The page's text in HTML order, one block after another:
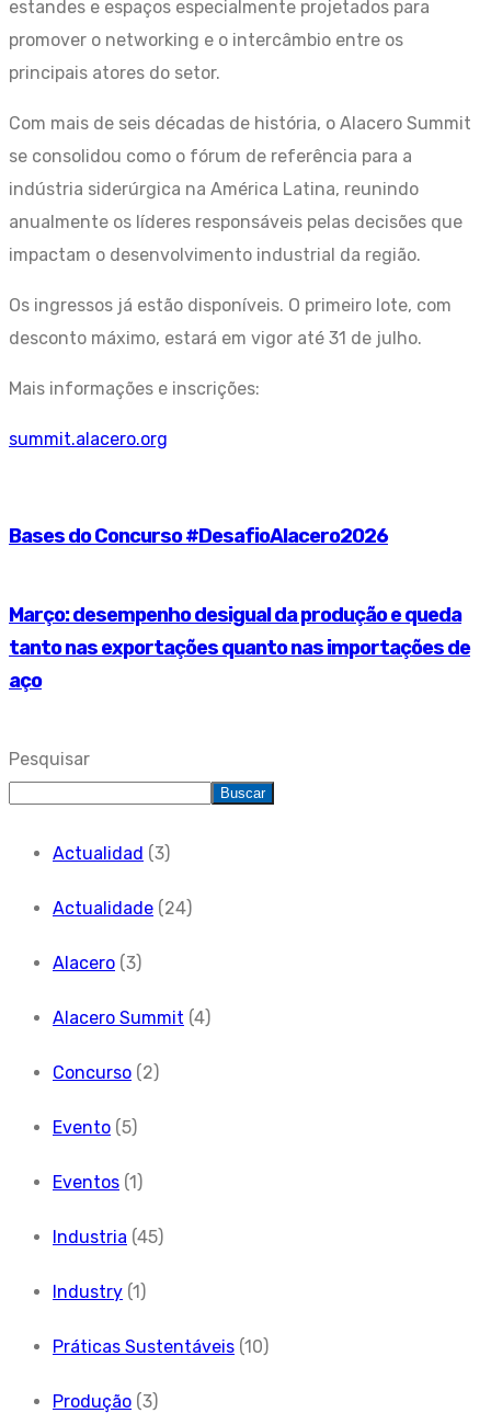
estandes e espaços especialmente projetados para
promover o networking e o intercâmbio entre os
principais atores do setor.
Com mais de seis décadas de história, o Alacero Summit
se consolidou como o fórum de referência para a
indústria siderúrgica na América Latina, reunindo
anualmente os líderes responsáveis pelas decisões que
impactam o desenvolvimento industrial da região.
Os ingressos já estão disponíveis. O primeiro lote, com
desconto máximo, estará em vigor até 31 de julho.
Mais informações e inscrições:
summit.alacero.org
Bases do Concurso #DesafioAlacero2026
Março: desempenho desigual da produção e queda
tanto nas exportações quanto nas importações de
aço
Pesquisar
Buscar
Actualidad (3)
Actualidade (24)
Alacero (3)
Alacero Summit (4)
Concurso (2)
Evento (5)
Eventos (1)
Industria (45)
Industry (1)
Práticas Sustentáveis (10)
Produção (3)